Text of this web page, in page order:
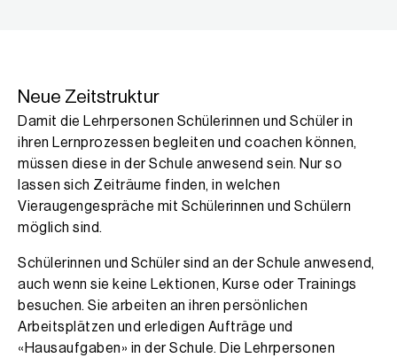
Neue Zeitstruktur
Damit die Lehrpersonen Schülerinnen und Schüler in
ihren Lernprozessen begleiten und coachen können,
müssen diese in der Schule anwesend sein. Nur so
lassen sich Zeiträume finden, in welchen
Vieraugengespräche mit Schülerinnen und Schülern
möglich sind.
Schülerinnen und Schüler sind an der Schule anwesend,
auch wenn sie keine Lektionen, Kurse oder Trainings
besuchen. Sie arbeiten an ihren persönlichen
Arbeitsplätzen und erledigen Aufträge und
«Hausaufgaben» in der Schule. Die Lehrpersonen